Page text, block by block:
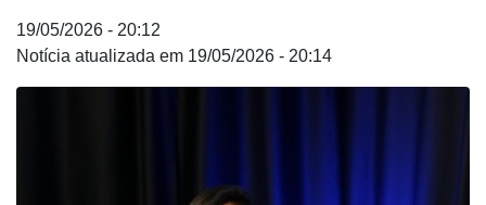
19/05/2026 - 20:12
19/05/2026 - 20:14